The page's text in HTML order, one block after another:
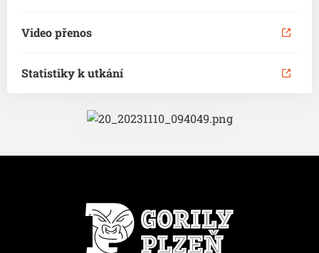
Video přenos
Statistiky k utkání